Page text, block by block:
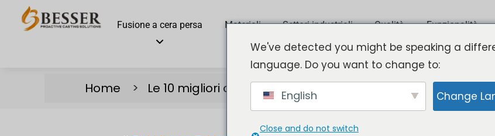
Fusione a cera persa Materiali Settori industriali Qualità Funzionalità
Home Le 10 migliori aziende di fusione dei metalli per
We've detected you might be speaking a
language. Do you want to change to:
English Change
Close and do not switch